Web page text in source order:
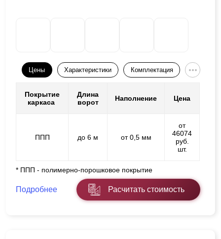
Цены Характеристики Комплектация
Покрытие
каркаса
Длина
ворот
Наполнение Цена
ППП до 6 м от 0,5 мм
от
46074
руб.
шт.
* ППП - полимерно-порошковое покрытие
Подробнее Расчитать стоимость